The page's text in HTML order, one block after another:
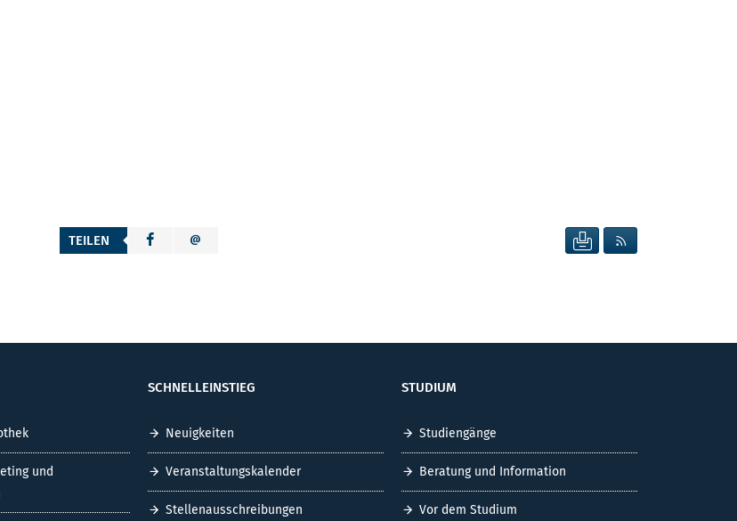
TEILEN SEITE DRUCKEN
und
SCHNELLEINSTIEG
Neuigkeiten
Veranstaltungskalender
Stellenausschreibungen
STUDIUM
Studiengänge
Beratung und Information
Vor dem Studium